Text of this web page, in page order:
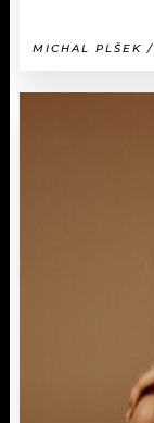
MICHAL PLŠEK